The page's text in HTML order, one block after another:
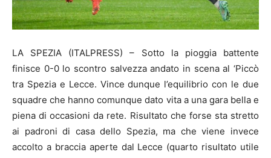
LA SPEZIA (ITALPRESS) – Sotto la pioggia battente
finisce 0-0 lo scontro salvezza andato in scena al ‘Piccò
tra Spezia e Lecce. Vince dunque l’equilibrio con le due
squadre che hanno comunque dato vita a una gara bella e
piena di occasioni da rete. Risultato che forse sta stretto
ai padroni di casa dello Spezia, ma che viene invece
accolto a braccia aperte dal Lecce (quarto risultato utile